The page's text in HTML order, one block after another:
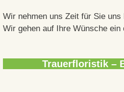
Wir nehmen uns Zeit für Sie
Wir gehen auf Ihre Wünsche
Trauerfloristik –